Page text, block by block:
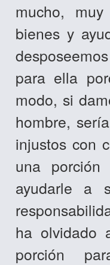
mucho,
bienes y
para ella
modo, si
hombre,
injustos con
una
ayudarle a
ha olvidado
porción